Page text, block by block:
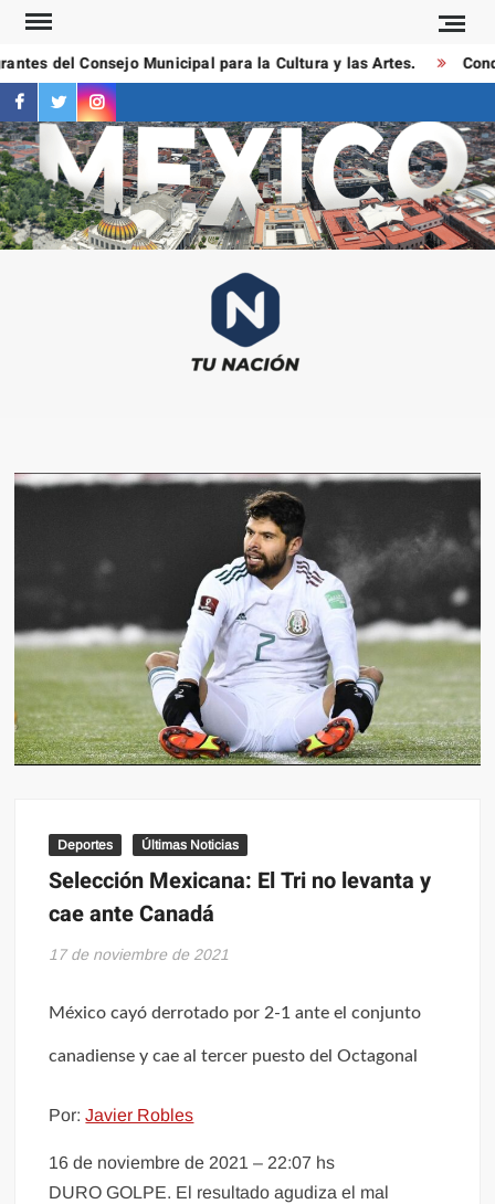
Saltar
contenidodel Consejo Municipal para la Cultura y las Artes.
facebook
twitterinstagram
Deportes Últimas Noticias
Selección Mexicana: El Tri no levanta y
cae ante Canadá
17 de noviembre de 2021
México cayó derrotado por 2-1 ante el conjunto
canadiense y cae al tercer puesto del Octagonal
Por:Javier Robles
16 de noviembre de 2021 – 22:07 hs
DURO GOLPE. El resultado agudiza el mal